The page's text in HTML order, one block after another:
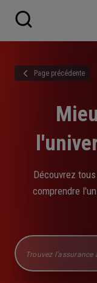
Page précédente
Découvrez
comprendre
Chercher dans le site